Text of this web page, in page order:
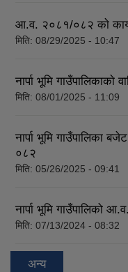
आ.व. २०८१/०८२ काे
मिति: 08/29/2025 - 10:47
नार्पा भूमि गाउँपालिकाकाे
मिति: 08/01/2025 - 11:09
नार्पा भूमि गाउँपालिका
०८२
मिति: 05/26/2025 - 09:41
नार्पा भूमि गाउँपालिको
मिति: 07/13/2024 - 08:32
अन्य